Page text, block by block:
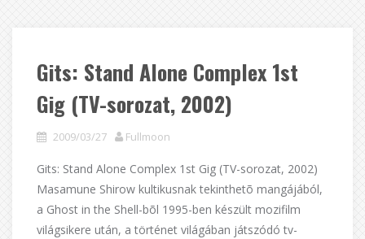
Gits: Stand Alone Complex 1st
Gig (TV-sorozat, 2002)
2009/03/27 Fullmoon
Gits: Stand Alone Complex 1st Gig (TV-sorozat, 2002)
Masamune Shirow kultikusnak tekinthetõ mangájából,
a Ghost in the Shell-bõl 1995-ben készült mozifilm
világsikere után, a történet világában játszódó tv-